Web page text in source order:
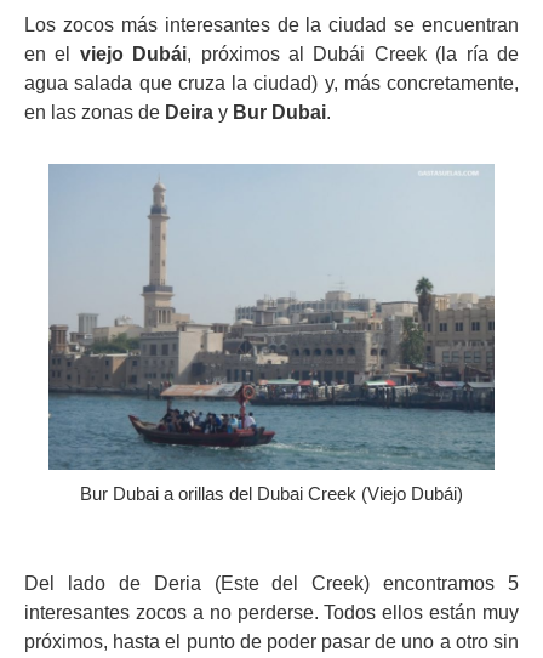
Los zocos más interesantes de la ciudad se encuentran
en el viejo Dubái, próximos al Dubái Creek (la ría de
agua salada que cruza la ciudad) y, más concretamente,
en las zonas de Deira y Bur Dubai.
Bur Dubai a orillas del Dubai Creek (Viejo Dubái)
Del lado de Deria (Este del Creek) encontramos 5
interesantes zocos a no perderse. Todos ellos están muy
próximos, hasta el punto de poder pasar de uno a otro sin